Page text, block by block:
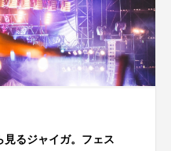
るジャイガ。フェス